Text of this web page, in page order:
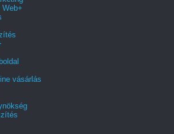
vásárlás